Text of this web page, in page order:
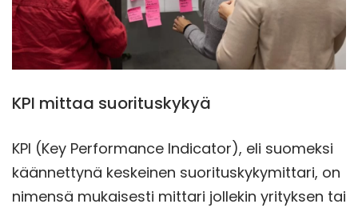
KPI mittaa suorituskykyä
KPI (Key Performance Indicator), eli suomeksi
käännettynä keskeinen suorituskykymittari, on
nimensä mukaisesti mittari jollekin yrityksen tai